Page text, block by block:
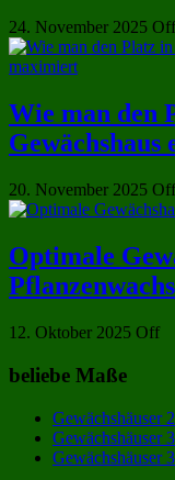
24. November 2025 Off
Wie man den
20. November 2025 Off
Optimale
12. Oktober 2025 Off
beliebe Maße
Gewächshäuser
Gewächshäuser
Gewächshäuser